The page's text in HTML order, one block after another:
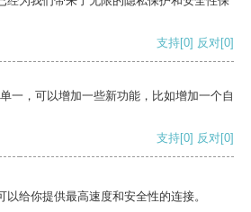
支持[0] 反对[0]
一，可以增加一些新功能，比如增加一个自
支持[0] 反对[0]
给你提供最高速度和安全性的连接。